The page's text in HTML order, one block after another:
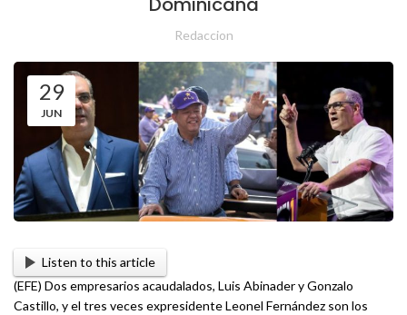
Redaccion
29
JUN
Listen to this article
(EFE) Dos empresarios acaudalados, Luis Abinader y Gonzalo
Castillo, y el tres veces expresidente Leonel Fernández son los